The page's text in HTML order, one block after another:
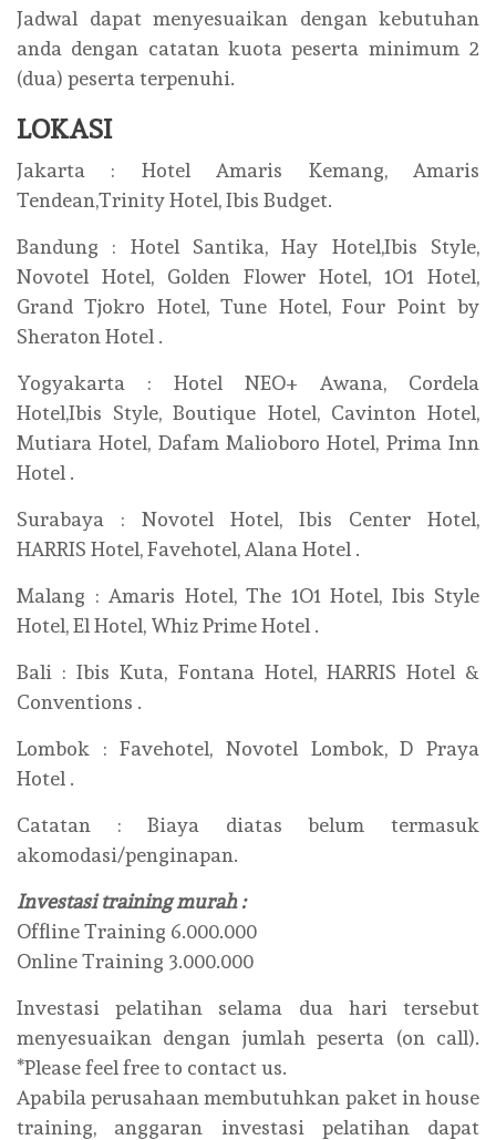
Jadwal dapat menyesuaikan dengan kebutuhan
anda dengan catatan kuota peserta minimum 2
(dua) peserta terpenuhi.
LOKASI
Jakarta : Hotel Amaris Kemang, Amaris
Tendean,Trinity Hotel, Ibis Budget.
Bandung : Hotel Santika, Hay Hotel,Ibis Style,
Novotel Hotel, Golden Flower Hotel, 1O1 Hotel,
Grand Tjokro Hotel, Tune Hotel, Four Point by
Sheraton Hotel .
Yogyakarta : Hotel NEO+ Awana, Cordela
Hotel,Ibis Style, Boutique Hotel, Cavinton Hotel,
Mutiara Hotel, Dafam Malioboro Hotel, Prima Inn
Hotel .
Surabaya : Novotel Hotel, Ibis Center Hotel,
HARRIS Hotel, Favehotel, Alana Hotel .
Malang : Amaris Hotel, The 1O1 Hotel, Ibis Style
Hotel, El Hotel, Whiz Prime Hotel .
Bali : Ibis Kuta, Fontana Hotel, HARRIS Hotel &
Conventions .
Lombok : Favehotel, Novotel Lombok, D Praya
Hotel .
Catatan : Biaya diatas belum termasuk
akomodasi/penginapan.
Investasi training murah :
Offline Training 6.000.000
Online Training 3.000.000
Investasi pelatihan selama dua hari tersebut
menyesuaikan dengan jumlah peserta (on call).
*Please feel free to contact us.
Apabila perusahaan membutuhkan paket in house
training, anggaran investasi pelatihan dapat